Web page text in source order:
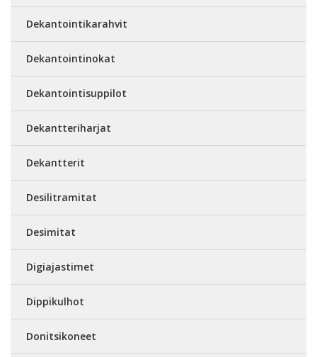
Dekantointikarahvit
Dekantointinokat
Dekantointisuppilot
Dekantteriharjat
Dekantterit
Desilitramitat
Desimitat
Digiajastimet
Dippikulhot
Donitsikoneet